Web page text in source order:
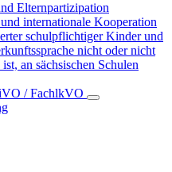
Elternpartizipation
internationale Kooperation
schulpflichtiger Kinder und
nicht oder nicht
an sächsischen Schulen
/ FachlkVO